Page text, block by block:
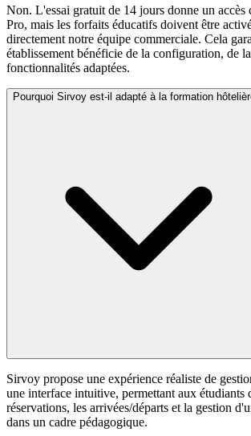
Non. L'essai gratuit de 14 jours donne un
Pro, mais les forfaits éducatifs doivent être
directement notre équipe commerciale. Cela
établissement bénéficie de la configuration, de
fonctionnalités adaptées.
Pourquoi Sirvoy est-il adapté à la formation
Sirvoy propose une expérience réaliste de
une interface intuitive, permettant aux étudiants
réservations, les arrivées/départs et la gestion
dans un cadre pédagogique.